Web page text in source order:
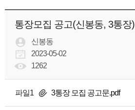
청
통장모집 공고(신봉동, 3통장)
신봉동
2023-05-02
1262
파일1 3통장 모집 공고문.pdf